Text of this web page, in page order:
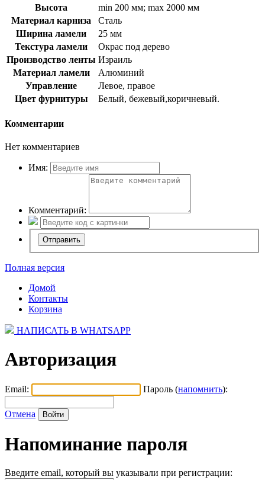
Высота
min 200 мм; max 2000 мм
Материал карниза
Сталь
Ширина ламели
25 мм
Текстура ламели
Окрас под дерево
Производство ленты Израиль
Материал ламели
Алюминий
Управление
Левое, правое
Цвет фурнитуры
Белый, бежевый,коричневый.
Комментарии
Нет комментариев
Имя:
Комментарий:
Полная версия
Домой
Контакты
Корзина
НАПИСАТЬ В WHATSAPP
Авторизация
Email: Пароль (напомнить):
Отмена
Напоминание пароля
Введите email, который вы указывали при регистрации: